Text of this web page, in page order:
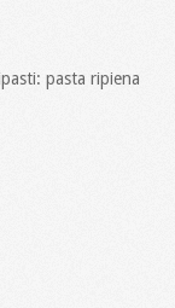
pasta ripiena